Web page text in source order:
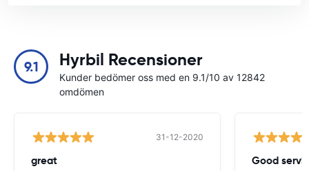
9.1 Hyrbil Recensioner
Kunder bedömer oss med en 9.1/10 av 12842
omdömen
31-12-2020
great Good